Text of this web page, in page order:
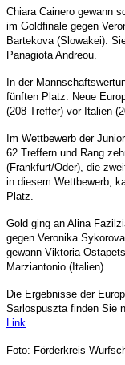
Chiara Cainero gewann
im Goldfinale gegen
Bartekova (Slowakei).
Panagiota Andreou.
In der
fünften Platz. Neue
(208 Treffer) vor Italien
Im Wettbewerb der
62 Treffern und Rang
(Frankfurt/Oder), die
in diesem Wettbewerb,
Platz.
Gold ging an Alina
gegen Veronika
gewann Viktoria
Marziantonio (Italien).
Die Ergebnisse der
Sarlospuszta finden Sie
Link
Foto: Förderkreis